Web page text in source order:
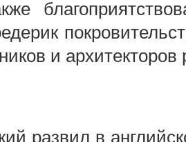
и архитекторов
развил в